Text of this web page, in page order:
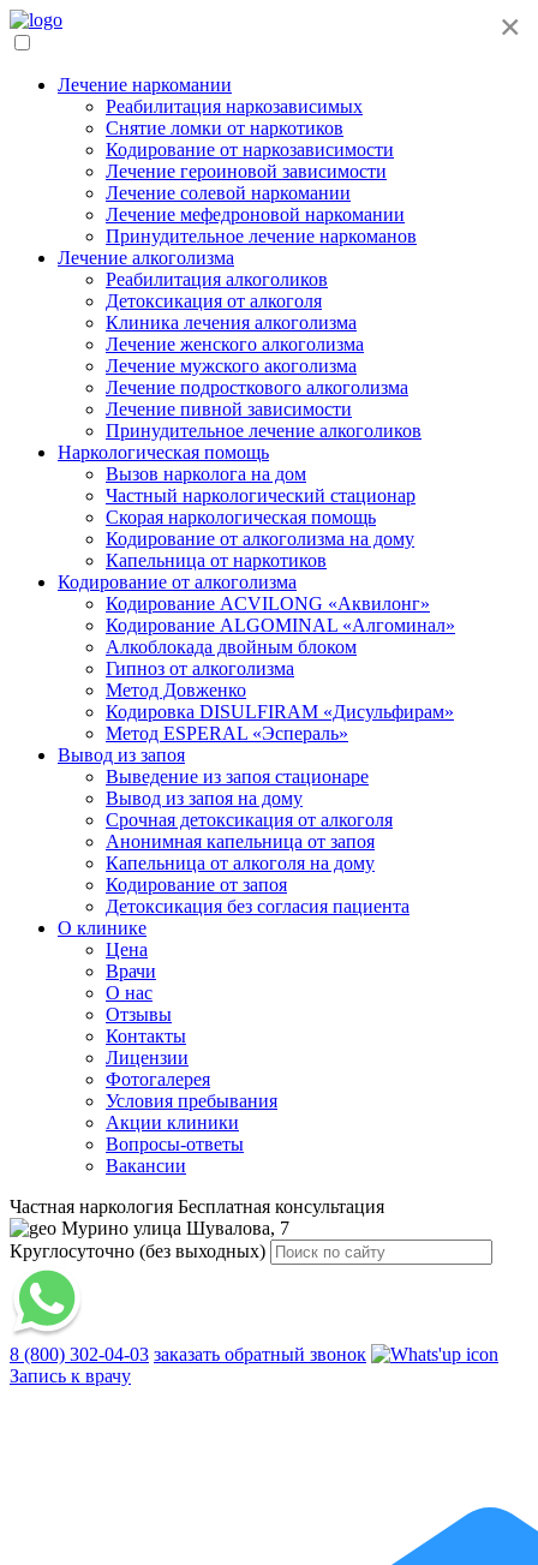
Лечение наркомании
Реабилитация наркозависимых
Снятие ломки от наркотиков
Кодирование от наркозависимости
Лечение героиновой зависимости
Лечение солевой наркомании
Лечение мефедроновой наркомании
Принудительное лечение наркоманов
Лечение алкоголизма
Реабилитация алкоголиков
Детоксикация от алкоголя
Клиника лечения алкоголизма
Лечение женского алкоголизма
Лечение мужского акоголизма
Лечение подросткового алкоголизма
Лечение пивной зависимости
Принудительное лечение алкоголиков
Наркологическая помощь
Вызов нарколога на дом
Частный наркологический стационар
Скорая наркологическая помощь
Кодирование от алкоголизма на дому
Капельница от наркотиков
Кодирование от алкоголизма
Кодирование ACVILONG «Аквилонг»
Кодирование ALGOMINAL «Алгоминал»
Алкоблокада двойным блоком
Гипноз от алкоголизма
Метод Довженко
Кодировка DISULFIRAM «Дисульфирам»
Метод ESPERAL «Эспераль»
Вывод из запоя
Выведение из запоя стационаре
Вывод из запоя на дому
Срочная детоксикация от алкоголя
Анонимная капельница от запоя
Капельница от алкоголя на дому
Кодирование от запоя
Детоксикация без согласия пациента
О клинике
Цена
Врачи
О нас
Отзывы
Контакты
Лицензии
Фотогалерея
Условия пребывания
Акции клиники
Вопросы-ответы
Вакансии
Частная наркология Бесплатная консультация
Мурино улица Шувалова, 7
Круглосуточно (без выходных)
8 (800) 302-04-03 заказать обратный звонок
Запись к врачу
×